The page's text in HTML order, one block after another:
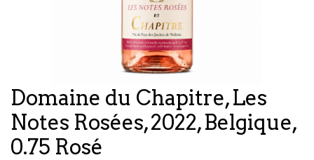
Domaine du Chapitre, Les
Notes Rosées, 2022, Belgique,
0.75 Rosé